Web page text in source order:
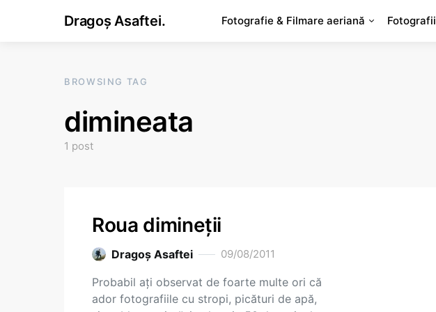
Dragoș Asaftei. Fotografie & Filmare aeriană Fotografii
BROWSING TAG
dimineata
1 post
Roua dimineții
Dragoş Asaftei 09/08/2011
Probabil ați observat de foarte multe ori că
ador fotografiile cu stropi, picături de apă,